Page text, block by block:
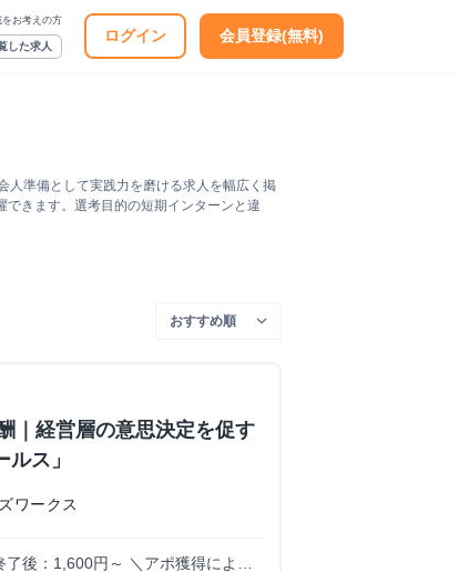
をお考えの方
した求人
ログイン 会員登録(無料)
人準備として実践力を磨ける求人を幅広く掲
きます。選考目的の短期インターンと違
｜経営層の意思決定を促す
ルス」
ワークス
＼アポ獲得による